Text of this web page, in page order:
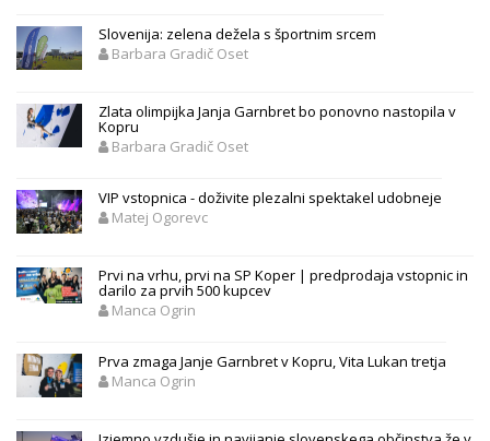
Slovenija: zelena dežela s športnim srcem
Barbara Gradič Oset
Zlata olimpijka Janja Garnbret bo ponovno nastopila v
Kopru
Barbara Gradič Oset
VIP vstopnica - doživite plezalni spektakel udobneje
Matej Ogorevc
Prvi na vrhu, prvi na SP Koper | predprodaja vstopnic in
darilo za prvih 500 kupcev
Manca Ogrin
Prva zmaga Janje Garnbret v Kopru, Vita Lukan tretja
Manca Ogrin